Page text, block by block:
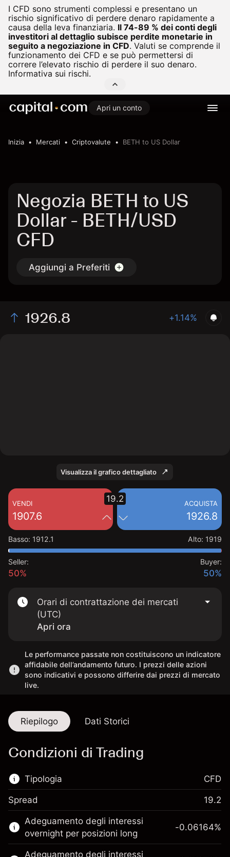
I CFD sono strumenti complessi e presentano un
rischio significativo di perdere denaro rapidamente a
causa della leva finanziaria. Il 74-89 % dei conti degli
investitori al dettaglio subisce perdite monetarie in
seguito a negoziazione in CFD. Valuti se comprende il
funzionamento dei CFD e se può permettersi di
correre l’elevato rischio di perdere il suo denaro.
Informativa sui rischi.
Apri un conto
Inizia Mercati Criptovalute BETH to US Dollar
Negozia BETH to US
Dollar - BETH/USD
CFD
Aggiungi a Preferiti
1926.8 +1.14%
Visualizza il grafico dettagliato
VENDI
1907.6
ACQUISTA
1926.8
19.2
Basso: 1912.1 Alto: 1919
Seller:
50%
Buyer:
50%
Orari di contrattazione dei mercati
(UTC)
Apri ora
Le performance passate non costituiscono un indicatore
affidabile dell’andamento futuro. I prezzi delle azioni
sono indicativi e possono differire dai prezzi di mercato
live.
Riepilogo Dati Storici
Condizioni di Trading
Tipologia
Questo mercato finanziario è disponibile per il
trading di CFD.
Scopri di più su:
CFD
Spread 19.2
Adeguamento degli interessi
overnight per posizioni long
-0.06164%
Adeguamento degli interessi